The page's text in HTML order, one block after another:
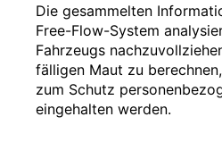
Die gesammelten
Free-Flow-System
Fahrzeugs
fälligen Maut zu
zum Schutz
eingehalten werden.